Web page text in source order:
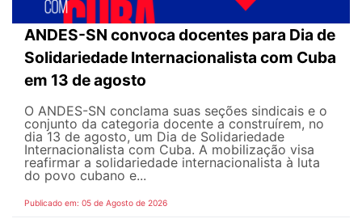
ANDES-SN convoca docentes para Dia de
Solidariedade Internacionalista com Cuba
em 13 de agosto
O ANDES-SN conclama suas seções sindicais e o
conjunto da categoria docente a construírem, no
dia 13 de agosto, um Dia de Solidariedade
Internacionalista com Cuba. A mobilização visa
reafirmar a solidariedade internacionalista à luta
do povo cubano e...
Publicado em: 05 de Agosto de 2026